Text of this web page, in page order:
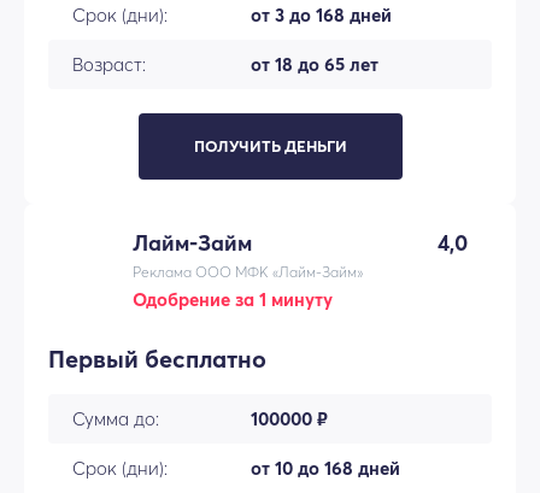
Срок (дни): от 3 до 168 дней
Возраст: от 18 до 65 лет
ПОЛУЧИТЬ ДЕНЬГИ
Лайм-Займ 4,0
Реклама ООО МФК «Лайм-Займ»
Одобрение за 1 минуту
Первый бесплатно
Сумма до: 100000 ₽
Срок (дни): от 10 до 168 дней